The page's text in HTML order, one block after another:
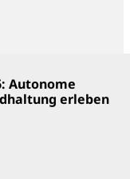
Autonome
erleben